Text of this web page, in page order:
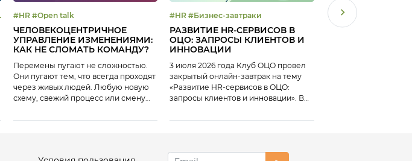
#HR #Open talk
ЧЕЛОВЕКОЦЕНТРИЧНОЕ
УПРАВЛЕНИЕ ИЗМЕНЕНИЯМИ:
КАК НЕ СЛОМАТЬ КОМАНДУ?
Перемены пугают не сложностью.
Они пугают тем, что всегда проходят
через живых людей. Любую новую
схему, свежий процесс или смену
а усталость, страх и сопротивление.
#HR #Бизнес-завтраки
РАЗВИТИЕ HR-СЕРВИСОВ В
ОЦО: ЗАПРОСЫ КЛИЕНТОВ И
ИННОВАЦИИ
3 июля 2026 года Клуб ОЦО провел
закрытый онлайн-завтрак на тему
«Развитие HR-сервисов в ОЦО:
запросы клиентов и инновации». В
ОЦО поделились опытом:
#Вебинар #Лучший ОЦО
#Эффективность
ЛУЧШИЙ ПРОЕКТ